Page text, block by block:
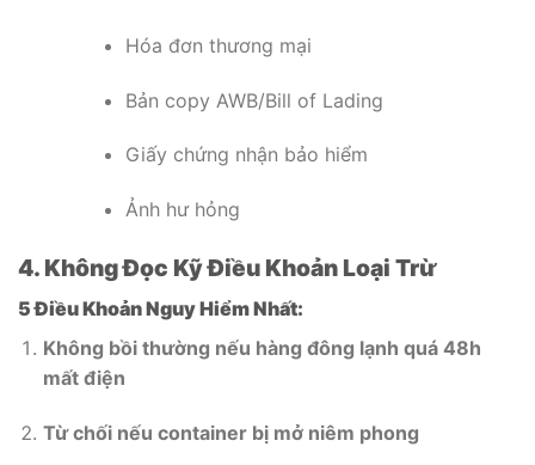
Hóa đơn thương mại
Bản copy AWB/Bill of Lading
Giấy chứng nhận bảo hiểm
Ảnh hư hỏng
4. Không Đọc Kỹ Điều Khoản Loại Trừ
5 Điều Khoản Nguy Hiểm Nhất:
Không bồi thường nếu hàng đông lạnh quá 48h
mất điện
Từ chối nếu container bị mở niêm phong